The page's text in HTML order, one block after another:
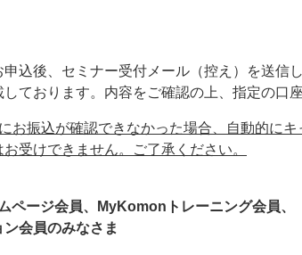
申込後、セミナー受付メール（控え）を送信
しております。内容をご確認の上、指定の口
お振込が確認できなかった場合、自動的に
受けできません。ご了承ください。
ページ会員、MyKomonトレーニング会員、
会員のみなさま